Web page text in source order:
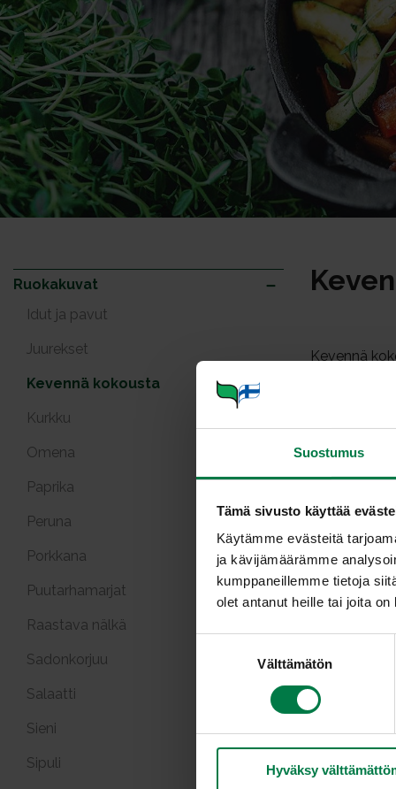
Suostumus
Tämä sivusto käyttää
Käytämme evästeitä
ja kävijämäärämme
kumppaneillemme tietoja
olet antanut heille tai joita
Välttämätön
Hyväksy
Ruokakuvat
Idut ja pavut
Juurekset
Kevennä kokousta
Kurkku
Omena
Paprika
Peruna
Porkkana
Puutarhamarjat
Raastava nälkä
Sadonkorjuu
Salaatti
Sieni
Sipuli
Kevennä